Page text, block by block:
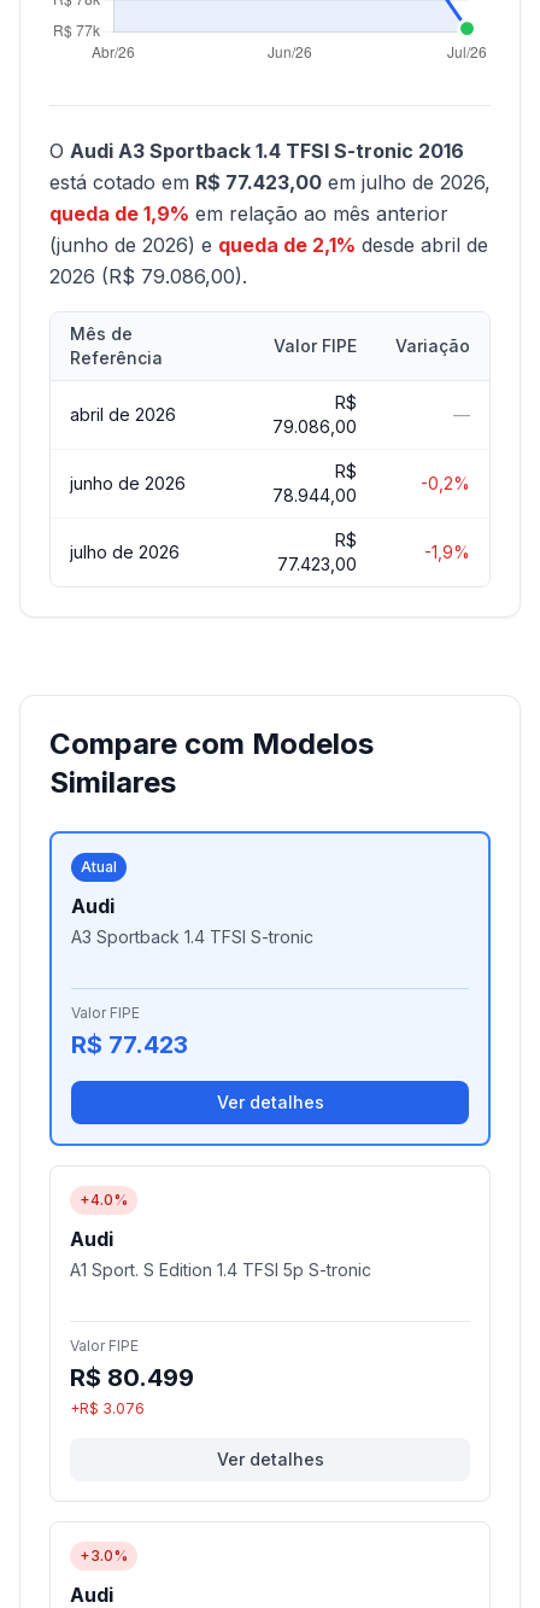
O Audi A3 Sportback 1.4 TFSI S-tronic 2016
está cotado em R$ 77.423,00 em julho de 2026,
queda de 1,9% em relação ao mês anterior
(junho de 2026) e queda de 2,1% desde abril de
2026 (R$ 79.086,00).
Mês de
Referência
Valor FIPE Variação
abril de 2026
R$
79.086,00
—
junho de 2026
R$
78.944,00
-0,2%
julho de 2026
R$
77.423,00
-1,9%
Compare com Modelos
Similares
Atual
Audi
A3 Sportback 1.4 TFSI S-tronic
Valor FIPE
R$ 77.423
Ver detalhes
+4.0%
Audi
A1 Sport. S Edition 1.4 TFSI 5p S-tronic
Valor FIPE
R$ 80.499
+R$ 3.076
Ver detalhes
+3.0%
Audi